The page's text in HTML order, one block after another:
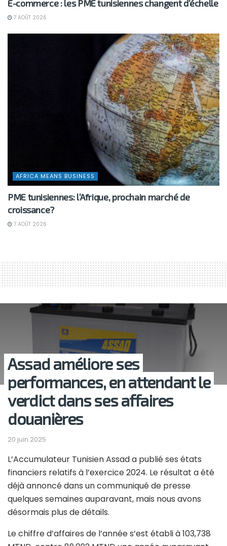
E-commerce : les PME tunisiennes changent d’échelle
7 AOÛT 2026
AFRICA MEANS BUSINESS
PME tunisiennes: l’Afrique, prochain marché de
croissance?
7 AOÛT 2026
Assad améliore ses
performances, en attendant le
verdict dans ses affaires
douanières
20 juin 2025
L’Accumulateur Tunisien Assad a publié ses états
financiers relatifs à l’exercice 2024. Le résultat a été
déjà annoncé dans un communiqué de presse
quelques semaines auparavant, mais nous avons
désormais plus de détails.
Le chiffre d’affaires de l’année s’est établi à 103,738